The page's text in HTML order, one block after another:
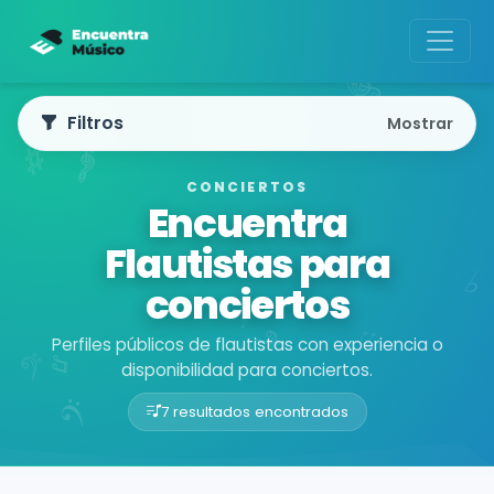
CONCIERTOS
Encuentra
Flautistas para
conciertos
Perfiles públicos de flautistas con experiencia o
disponibilidad para conciertos.
7 resultados encontrados
Buscador de músicos
Filtros Mostrar